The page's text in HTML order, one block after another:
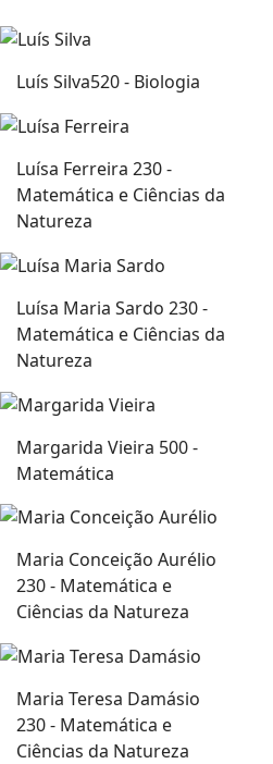
Luís Silva520 - Biologia
Luísa Ferreira 230 -
Matemática e Ciências da
Natureza
Luísa Maria Sardo 230 -
Matemática e Ciências da
Natureza
Margarida Vieira 500 -
Matemática
Maria Conceição Aurélio
230 - Matemática e
Ciências da Natureza
Maria Teresa Damásio
230 - Matemática e
Ciências da Natureza